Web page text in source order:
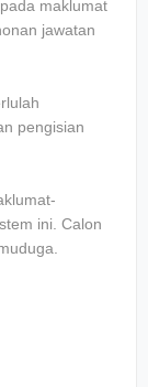
maklumat
jawatan
pengisian
ini. Calon